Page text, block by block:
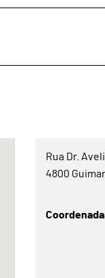
Rua Dr.
4800